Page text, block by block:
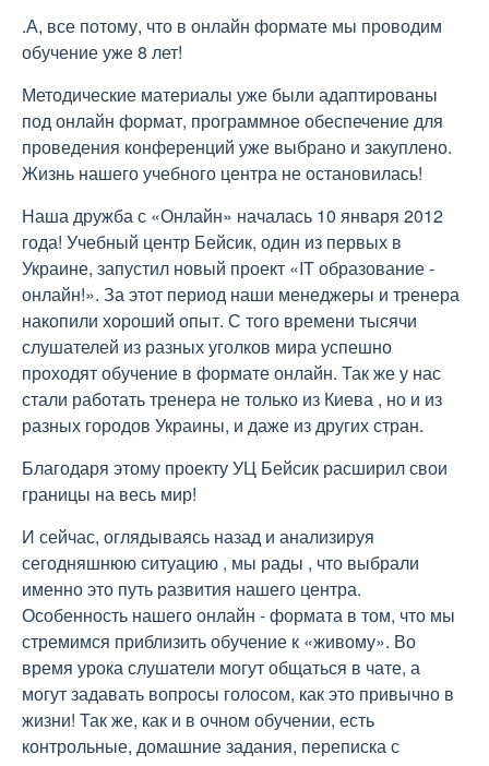
.А, все потому, что в онлайн формате мы проводим
обучение уже 8 лет!
Методические материалы уже были адаптированы
под онлайн формат, программное обеспечение для
проведения конференций уже выбрано и закуплено.
Жизнь нашего учебного центра не остановилась!
Наша дружба с «Онлайн» началась 10 января 2012
года! Учебный центр Бейсик, один из первых в
Украине, запустил новый проект «IT образование -
онлайн!». За этот период наши менеджеры и тренера
накопили хороший опыт. С того времени тысячи
слушателей из разных уголков мира успешно
проходят обучение в формате онлайн. Так же у нас
стали работать тренера не только из Киева , но и из
разных городов Украины, и даже из других стран.
Благодаря этому проекту УЦ Бейсик расширил свои
границы на весь мир!
И сейчас, оглядываясь назад и анализируя
сегодняшнюю ситуацию , мы рады , что выбрали
именно это путь развития нашего центра.
Особенность нашего онлайн - формата в том, что мы
стремимся приблизить обучение к «живому». Во
время урока слушатели могут общаться в чате, а
могут задавать вопросы голосом, как это привычно в
жизни! Так же, как и в очном обучении, есть
контрольные, домашние задания, переписка с